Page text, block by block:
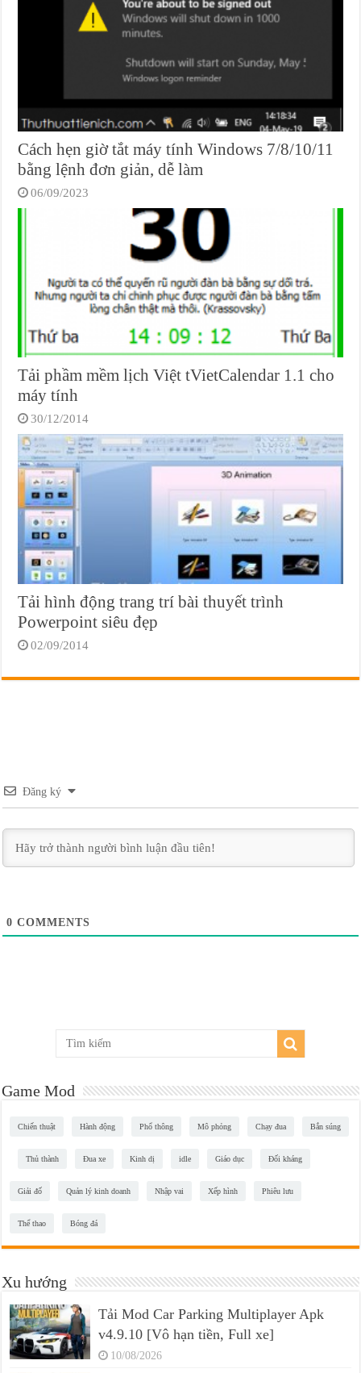
Cách hẹn giờ tắt máy tính Windows 7/8/10/11
bằng lệnh đơn giản, dễ làm
06/09/2023
Tải phầm mềm lịch Việt tVietCalendar 1.1 cho
máy tính
30/12/2014
Tải hình động trang trí bài thuyết trình
Powerpoint siêu đẹp
02/09/2014
Đăng ký
0 COMMENTS
Game Mod
Chiến thuật Hành động Phổ thông Mô phỏng Chạy đua Bắn súng
Thủ thành Đua xe Kinh dị idle Giáo dục Đối kháng
Giải đố Quản lý kinh doanh Nhập vai Xếp hình Phiêu lưu
Thể thao Bóng đá
Xu hướng
Tải Mod Car Parking Multiplayer Apk
v4.9.10 [Vô hạn tiền, Full xe]
10/08/2026